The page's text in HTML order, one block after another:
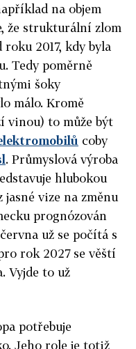
na objem
že strukturální zlom
2017, kdy byla
Tedy poměrně
šoky
málo. Kromě
vinou) to může být
coby
. Průmyslová výroba
hlubokou
vize na změnu
prognózován
už se počítá s
rok 2027 se věští
Vyjde to už
potřebuje
Jeho role je totiž